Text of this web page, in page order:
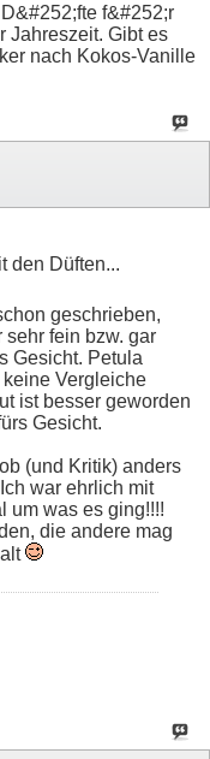
f&#252;r
Jahreszeit. Gibt es
nach Kokos-Vanille
den Düften...
geschrieben,
fein bzw. gar
Gesicht. Petula
Vergleiche
ist besser geworden
Gesicht.
(und Kritik) anders
war ehrlich mit
um was es ging!!!!
die andere mag